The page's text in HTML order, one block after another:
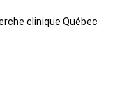
clinique Québec